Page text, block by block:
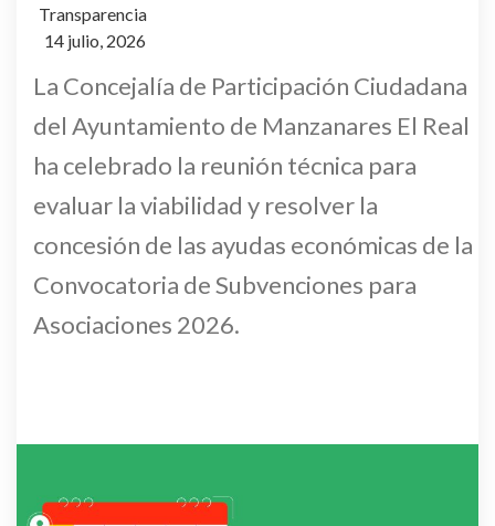
Transparencia
14 julio, 2026
La Concejalía de Participación Ciudadana
del Ayuntamiento de Manzanares El Real
ha celebrado la reunión técnica para
evaluar la viabilidad y resolver la
concesión de las ayudas económicas de la
Convocatoria de Subvenciones para
Asociaciones 2026.